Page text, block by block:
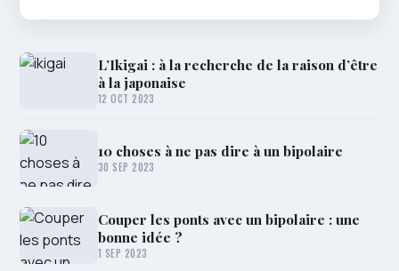
L’Ikigai : à la recherche de la raison d’être
à la japonaise
12 OCT 2023
10 choses à ne pas dire à un bipolaire
30 SEP 2023
Couper les ponts avec un bipolaire : une
bonne idée ?
1 SEP 2023